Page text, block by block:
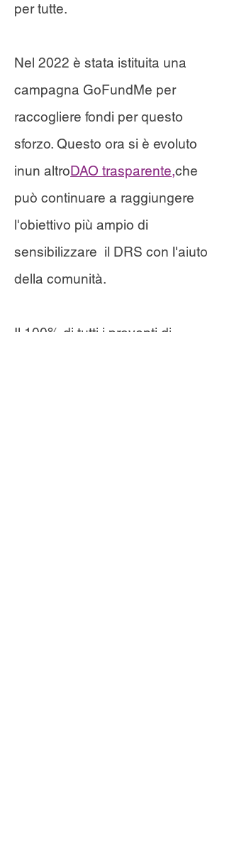
per tutte.
Nel 2022 è stata istituita una
campagna GoFundMe per
raccogliere fondi per questo
sforzo. Questo ora si è evoluto
inun altroDAO trasparente,che
può continuare a raggiungere
l'obiettivo più ampio di
sensibilizzare il DRS con l'aiuto
della comunità.
Il 100% di tutti i proventi di